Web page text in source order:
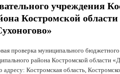
учреждения
Костромской области
проверка муниципального
района Костромской области
Костромская область,